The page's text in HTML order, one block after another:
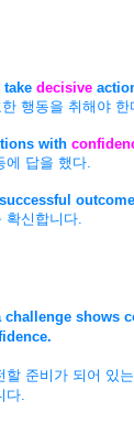
take decisive
행동을 취해야 한
with
에 답을 했다.
신합니다.
shows
할 준비가 되어 있
다.